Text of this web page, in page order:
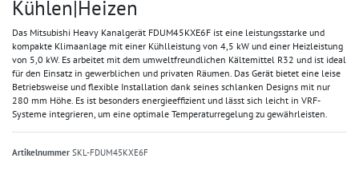
Kühlen|Heizen
Das Mitsubishi Heavy Kanalgerät FDUM45KXE6F ist eine leistungsstarke und
kompakte Klimaanlage mit einer Kühlleistung von 4,5 kW und einer Heizleistung
von 5,0 kW. Es arbeitet mit dem umweltfreundlichen Kältemittel R32 und ist ideal
für den Einsatz in gewerblichen und privaten Räumen. Das Gerät bietet eine leise
Betriebsweise und flexible Installation dank seines schlanken Designs mit nur
280 mm Höhe. Es ist besonders energieeffizient und lässt sich leicht in VRF-
Systeme integrieren, um eine optimale Temperaturregelung zu gewährleisten.
Artikelnummer SKL-FDUM45KXE6F